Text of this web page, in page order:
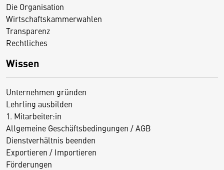
Die Organisation
Wirtschaftskammerwahlen
Transparenz
Rechtliches
Wissen
Unternehmen gründen
Lehrling ausbilden
1. Mitarbeiter:in
Allgemeine Geschäftsbedingungen / AGB
Dienstverhältnis beenden
Exportieren / Importieren
Förderungen